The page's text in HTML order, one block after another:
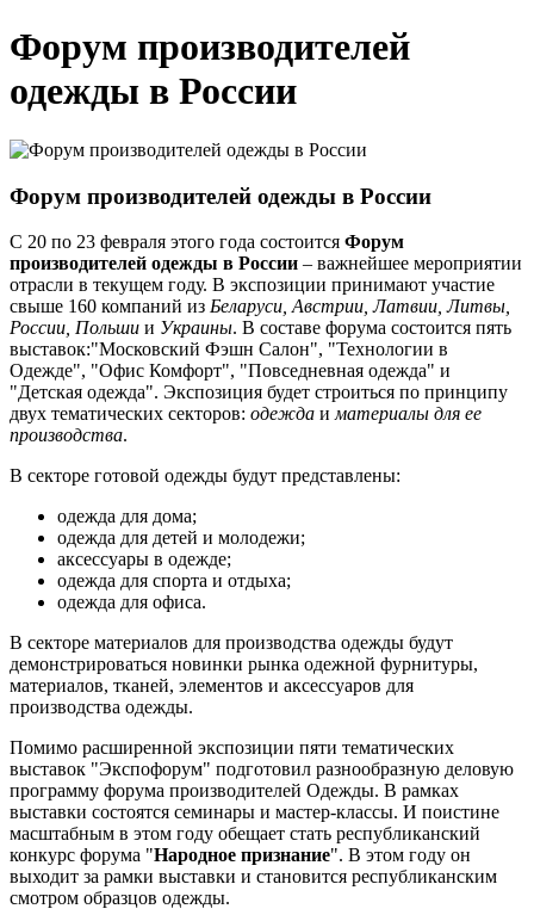
Форум производителей
одежды в России
Форум производителей одежды в России
С 20 по 23 февраля этого года состоится Форум
производителей одежды в России – важнейшее мероприятии
отрасли в текущем году. В экспозиции принимают участие
свыше 160 компаний из Беларуси, Австрии, Латвии, Литвы,
России, Польши и Украины. В составе форума состоится пять
выставок:"Московский Фэшн Салон", "Технологии в
Одежде", "Офис Комфорт", "Повседневная одежда" и
"Детская одежда". Экспозиция будет строиться по принципу
двух тематических секторов: одежда и материалы для ее
производства.
В секторе готовой одежды будут представлены:
одежда для дома;
одежда для детей и молодежи;
аксессуары в одежде;
одежда для спорта и отдыха;
одежда для офиса.
В секторе материалов для производства одежды будут
демонстрироваться новинки рынка одежной фурнитуры,
материалов, тканей, элементов и аксессуаров для
производства одежды.
Помимо расширенной экспозиции пяти тематических
выставок "Экспофорум" подготовил разнообразную деловую
программу форума производителей Одежды. В рамках
выставки состоятся семинары и мастер-классы. И поистине
масштабным в этом году обещает стать республиканский
конкурс форума "Народное признание". В этом году он
выходит за рамки выставки и становится республиканским
смотром образцов одежды.